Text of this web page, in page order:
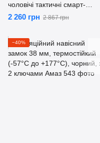
чоловічі тактичні смарт-
годинники з альтиметром,
водонепроникні 50 м для
активного відпочинку
2 260 грн 2 867 грн
−40%